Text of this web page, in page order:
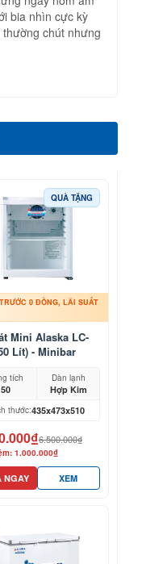
bia nhìn cực kỳ
chút nhưng
QUÀ TẶNG
0 ĐỒNG, LÃI SUẤT
Mini Alaska LC-
Lít) - Minibar
tích
50
Dàn lạnh
Hợp Kim
thước:435x473x510
6.500.000₫
1.000.000₫
NGAY XEM